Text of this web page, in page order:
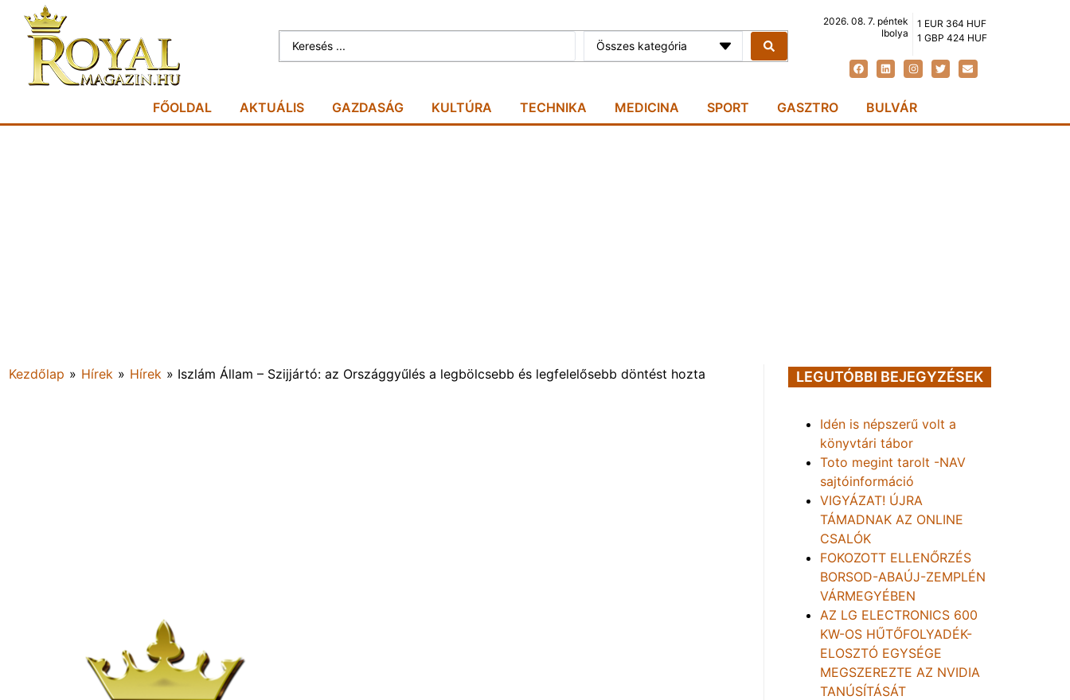
Összes kategória
2026. 08. 7. péntek
Ibolya
1 EUR 364 HUF
1 GBP 424 HUF
FŐOLDAL AKTUÁLIS GAZDASÁG KULTÚRA TECHNIKA MEDICINA SPORT GASZTRO BULVÁR
Kezdőlap » Hírek » Hírek » Iszlám Állam – Szijjártó: az Országgyűlés a legbölcsebb és legfelelősebb döntést hozta LEGUTÓBBI BEJEGYZÉSEK
Idén is népszerű volt a
könyvtári tábor
Toto megint tarolt -NAV
sajtóinformáció
VIGYÁZAT! ÚJRA
TÁMADNAK AZ ONLINE
CSALÓK
FOKOZOTT ELLENŐRZÉS
BORSOD-ABAÚJ-ZEMPLÉN
VÁRMEGYÉBEN
AZ LG ELECTRONICS 600
KW-OS HŰTŐFOLYADÉK-
ELOSZTÓ EGYSÉGE
MEGSZEREZTE AZ NVIDIA
TANÚSÍTÁSÁT